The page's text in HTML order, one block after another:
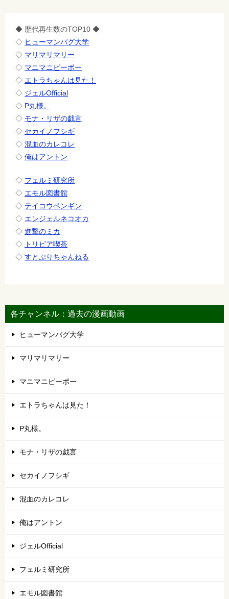
◆ 歴代再生数のTOP10 ◆
◇ ヒューマンバグ大学
◇ マリマリマリー
◇ マニマニピーポー
◇ エトラちゃんは見た！
◇ ジェルOfficial
◇ P丸様。
◇ モナ・リザの戯言
◇ セカイノフシギ
◇ 混血のカレコレ
◇ 俺はアントン
◇ フェルミ研究所
◇ エモル図書館
◇ テイコウペンギン
◇ エンジェルネコオカ
◇ 進撃のミカ
◇ トリビア喫茶
◇ すとぷりちゃんねる
各チャンネル：過去の漫画動画
ヒューマンバグ大学
マリマリマリー
マニマニピーポー
エトラちゃんは見た！
P丸様。
モナ・リザの戯言
セカイノフシギ
混血のカレコレ
俺はアントン
ジェルOfficial
フェルミ研究所
エモル図書館